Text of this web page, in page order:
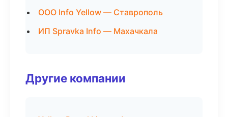
ООО Info Yellow — Ставрополь
ИП Spravka Info — Махачкала
Другие компании